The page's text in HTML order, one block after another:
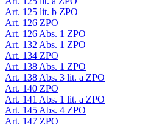
Art. 125 lit. b ZPO
Art. 126 ZPO
Art. 126 Abs. 1 ZPO
Art. 132 Abs. 1 ZPO
Art. 134 ZPO
Art. 138 Abs. 1 ZPO
Art. 138 Abs. 3 lit. a ZPO
Art. 140 ZPO
Art. 141 Abs. 1 lit. a ZPO
Art. 145 Abs. 4 ZPO
Art. 147 ZPO